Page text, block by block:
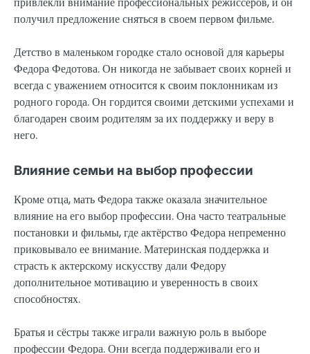
получил предложение сняться в своем первом фильме.
Детство в маленьком городке стало основой для карьеры
Федора Федотова. Он никогда не забывает своих корней и
всегда с уважением относится к своим поклонникам из
родного города. Он гордится своими детскими успехами и
благодарен своим родителям за их поддержку и веру в
него.
Влияние семьи на выбор профессии
Кроме отца, мать Федора также оказала значительное
влияние на его выбор профессии. Она часто театральные
постановки и фильмы, где актёрство Федора непременно
приковывало ее внимание. Материнская поддержка и
страсть к актерскому искусству дали Федору
дополнительное мотивацию и уверенность в своих
способностях.
Братья и сёстры также играли важную роль в выборе
профессии Федора. Они всегда поддерживали его и